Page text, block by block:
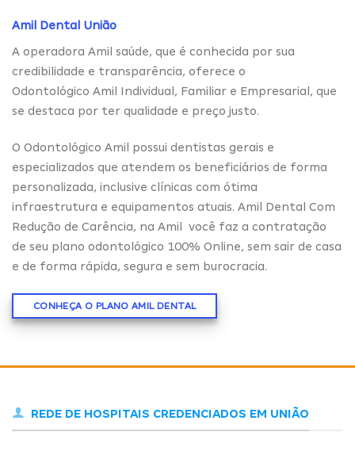
Amil Dental União
A operadora Amil saúde, que é conhecida por sua
credibilidade e transparência, oferece o
Odontológico Amil Individual, Familiar e Empresarial, que
se destaca por ter qualidade e preço justo.
O Odontológico Amil possui dentistas gerais e
especializados que atendem os beneficiários de forma
personalizada, inclusive clínicas com ótima
infraestrutura e equipamentos atuais. Amil Dental Com
Redução de Carência, na Amil você faz a contratação
de seu plano odontológico 100% Online, sem sair de casa
e de forma rápida, segura e sem burocracia.
CONHEÇA O PLANO AMIL DENTAL
REDE DE HOSPITAIS CREDENCIADOS EM UNIÃO